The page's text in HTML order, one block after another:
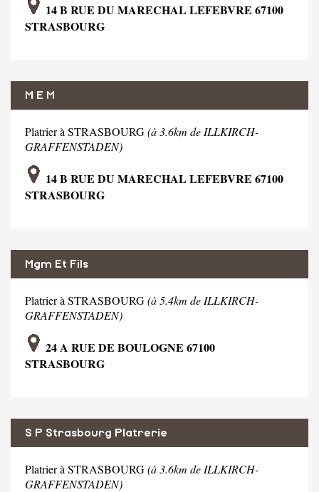
14 B RUE DU MARECHAL LEFEBVRE 67100
STRASBOURG
M E M
Platrier à STRASBOURG(à 3.6km de ILLKIRCH-
GRAFFENSTADEN)
14 B RUE DU MARECHAL LEFEBVRE 67100
STRASBOURG
Mgm Et Fils
Platrier à STRASBOURG(à 5.4km de ILLKIRCH-
GRAFFENSTADEN)
24 A RUE DE BOULOGNE 67100
STRASBOURG
S P Strasbourg Platrerie
Platrier à STRASBOURG(à 3.6km de ILLKIRCH-
GRAFFENSTADEN)